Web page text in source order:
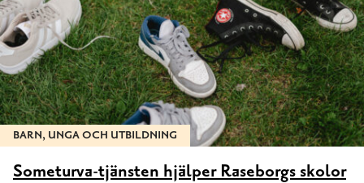
BARN, UNGA OCH UTBILDNING
Someturva-tjänsten hjälper Raseborgs skolor